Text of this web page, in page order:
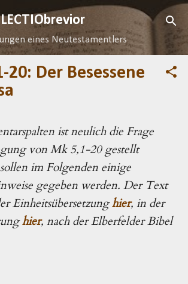
Direkt zum Hauptbereich
LECTIObrevior
eines Neutestamentlers
20: Der Besessene
ist neulich die Frage
von Mk 5,1-20 gestellt
im Folgenden einige
gegeben werden. Der Text
Einheitsübersetzunghier, in der
hier, nach der Elberfelder Bibel